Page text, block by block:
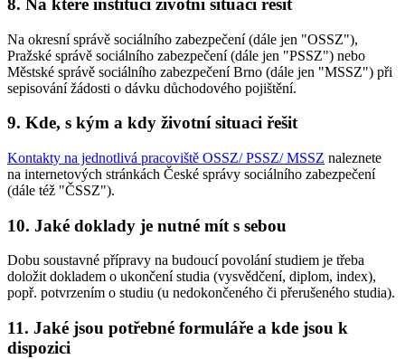
8. Na které instituci životní situaci řešit
Na okresní správě sociálního zabezpečení (dále jen "OSSZ"),
Pražské správě sociálního zabezpečení (dále jen "PSSZ") nebo
Městské správě sociálního zabezpečení Brno (dále jen "MSSZ") při
sepisování žádosti o dávku důchodového pojištění.
9. Kde, s kým a kdy životní situaci řešit
Kontakty na jednotlivá pracoviště OSSZ/ PSSZ/ MSSZ naleznete
na internetových stránkách České správy sociálního zabezpečení
(dále též "ČSSZ").
10. Jaké doklady je nutné mít s sebou
Dobu soustavné přípravy na budoucí povolání studiem je třeba
doložit dokladem o ukončení studia (vysvědčení, diplom, index),
popř. potvrzením o studiu (u nedokončeného či přerušeného studia).
11. Jaké jsou potřebné formuláře a kde jsou k
dispozici